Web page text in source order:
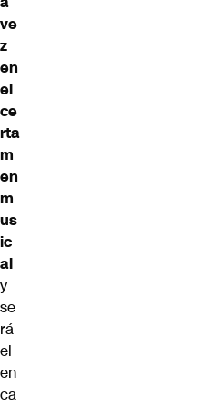
ve
z
en
el
ce
rta
m
en
m
us
ic
al
y
se
rá
el
en
ca